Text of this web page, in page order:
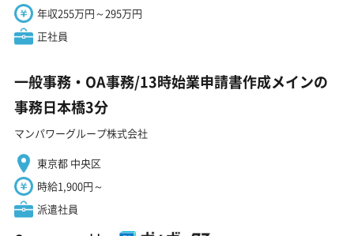
年収255万円～295万円
正社員
一般事務・OA事務/13時始業申請書作成メインの
事務日本橋3分
マンパワーグループ株式会社
東京都 中央区
時給1,900円～
派遣社員